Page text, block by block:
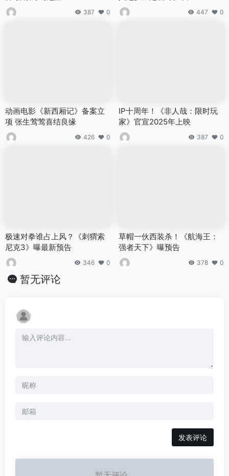
387 0 447 0
动画电影《新西厢记》备案立
项 张生莺莺喜结良缘
426 0
IP十周年！《非人哉：限时玩
家》官宣2025年上映
387 0
极速对拳谁占上风？《刺猬索
尼克3》曝最新预告
346 0
草帽一伙西装杀！《航海王：
强者天下》曝预告
378 0
暂无评论
发表评论